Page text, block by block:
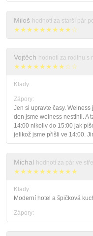
Miloš hodnotí za starší pár
★★★★★★★★★☆
Vojtěch hodnotí za rodinu s
★★★★★★★★☆☆
Klady:
Zápory:
Jen si upravte časy.
den jsme welness nestihli. A
14:00 nikoliv do 15:00 jak
jelikož jsme přišli ve 14:00.
Michal hodnotí za pár ve
★★★★★★★★★★
Klady:
Moderní hotel a špičková
Zápory: